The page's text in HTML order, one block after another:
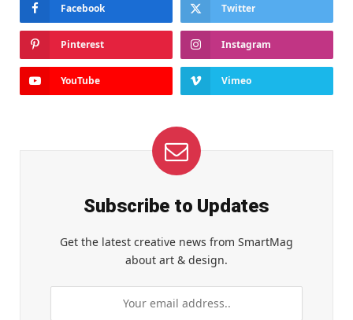
Facebook Twitter
Pinterest Instagram
YouTube Vimeo
Subscribe to Updates
Get the latest creative news from SmartMag
about art & design.